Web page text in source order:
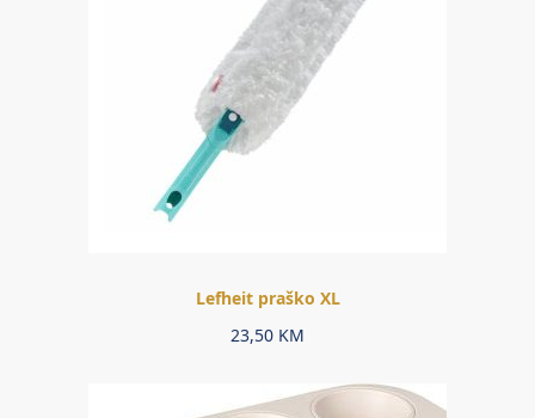
Lefheit praško XL
23,50 KM